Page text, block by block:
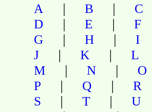
A | B | C
D | E | F
G | H | I
J | K | L
M | N | O
P | Q | R
S | T | U